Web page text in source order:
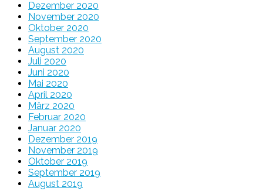
Dezember 2020
November 2020
Oktober 2020
September 2020
August 2020
Juli 2020
Juni 2020
Mai 2020
April 2020
März 2020
Februar 2020
Januar 2020
Dezember 2019
November 2019
Oktober 2019
September 2019
August 2019